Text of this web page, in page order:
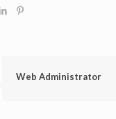
Web Administrator